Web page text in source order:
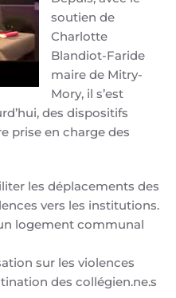
soutien de
Charlotte
Blandiot-Faride
maire de Mitry-
Mory, il s’est
des dispositifs
prise en charge des
les déplacements des
vers les institutions.
logement communal
sur les violences
des collégien.ne.s